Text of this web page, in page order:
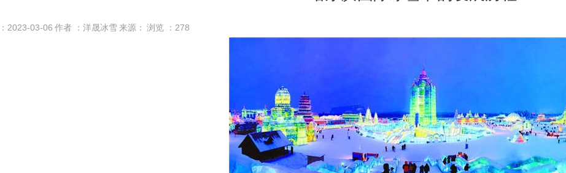
2023-03-06 作者 ：洋晟冰雪 来源： 浏览 ： 278